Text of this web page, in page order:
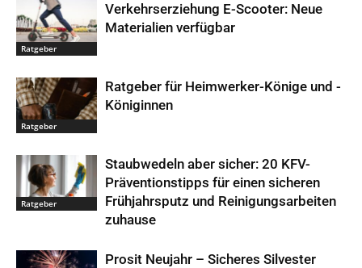
Ratgeber
Verkehrserziehung E-Scooter: Neue
Materialien verfügbar
Ratgeber
Ratgeber für Heimwerker-Könige und -
Königinnen
Ratgeber
Staubwedeln aber sicher: 20 KFV-
Präventionstipps für einen sicheren
Frühjahrsputz und Reinigungsarbeiten
zuhause
Prosit Neujahr – Sicheres Silvester